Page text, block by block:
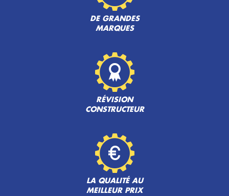
DE GRANDES
MARQUES
RÉVISION
CONSTRUCTEUR
LA QUALITÉ AU
MEILLEUR PRIX